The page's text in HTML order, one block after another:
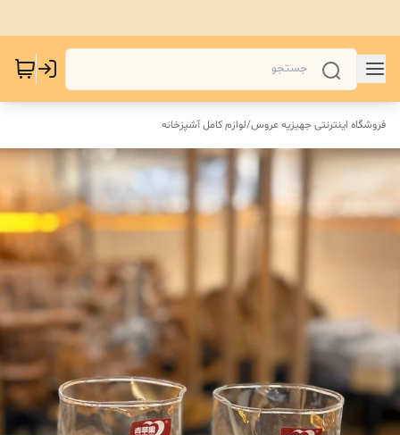
فروشگاه اینترنتی جهیزیه عروس/لوازم کامل آشپزخانه